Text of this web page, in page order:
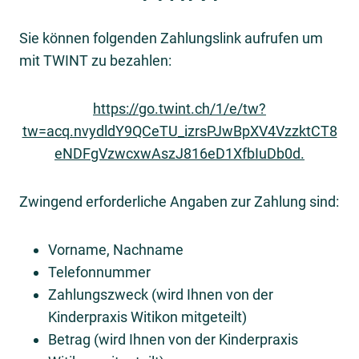
Sie können folgenden Zahlungslink aufrufen um
mit TWINT zu bezahlen:
https://go.twint.ch/1/e/tw?
tw=acq.nvydldY9QCeTU_izrsPJwBpXV4VzzktCT8
eNDFgVzwcxwAszJ816eD1XfbIuDb0d.
Zwingend erforderliche Angaben zur Zahlung sind:
Vorname, Nachname
Telefonnummer
Zahlungszweck (wird Ihnen von der
Kinderpraxis Witikon mitgeteilt)
Betrag (wird Ihnen von der Kinderpraxis